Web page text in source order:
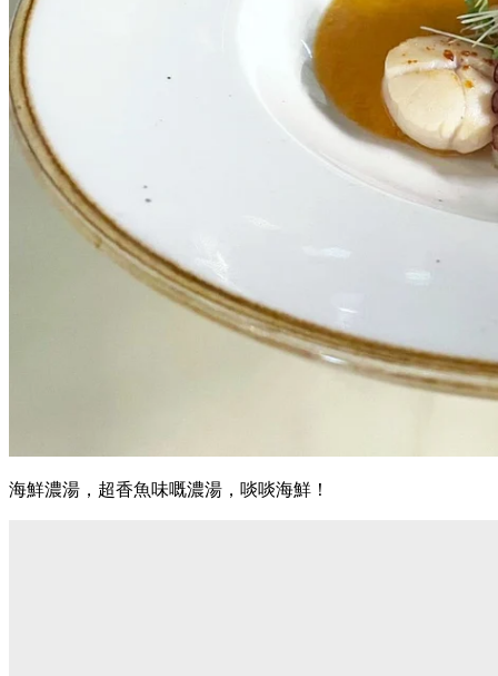
海鮮濃湯，超香魚味嘅濃湯，啖啖海鮮！